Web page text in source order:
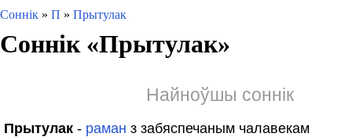
Соннік » П » Прытулак
Соннік «Прытулак»
Найноўшы соннік
Прытулак - раман з забяспечаным чалавекам